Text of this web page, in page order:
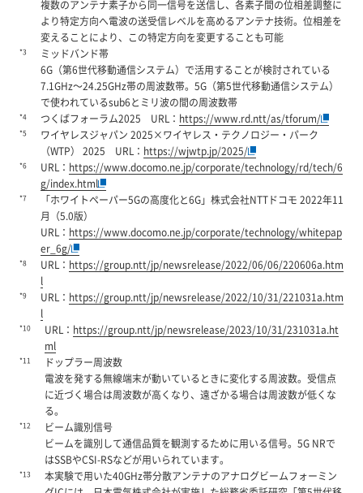
複数のアンテナ素子から同一信号を送信し、各素子間の位相差調整に
より特定方向へ電波の送受信レベルを高めるアンテナ技術。位相差を
変えることにより、この特定方向を変更することも可能
*3
ミッドバンド帯
6G（第6世代移動通信システム）で活用することが検討されている
7.1GHz～24.25GHz帯の周波数帯。5G（第5世代移動通信システム）
で使われているsub6とミリ波の間の周波数帯
*4 つくばフォーラム2025 URL： https://www.rd.ntt/as/tforum/
*5
ワイヤレスジャパン 2025×ワイヤレス・テクノロジー・パーク
（WTP） 2025 URL： https://wjwtp.jp/2025/
*6 URL： https://www.docomo.ne.jp/corporate/technology/rd/tech/6
g/index.html
*7
「ホワイトペーパー5Gの高度化と6G」株式会社NTTドコモ 2022年11
月（5.0版）
URL： https://www.docomo.ne.jp/corporate/technology/whitepap
er_6g/
*8 URL： https://group.ntt/jp/newsrelease/2022/06/06/220606a.htm
l
*9 URL： https://group.ntt/jp/newsrelease/2022/10/31/221031a.htm
l
*10 URL： https://group.ntt/jp/newsrelease/2023/10/31/231031a.ht
ml
*11
ドップラー周波数
電波を発する無線端末が動いているときに変化する周波数。受信点
に近づく場合は周波数が高くなり、遠ざかる場合は周波数が低くな
る。
*12
ビーム識別信号
ビームを識別して通信品質を観測するために用いる信号。5G NRで
はSSBやCSI-RSなどが用いられています。
*13
本実験で用いた40GHz帯分散アンテナのアナログビームフォーミン